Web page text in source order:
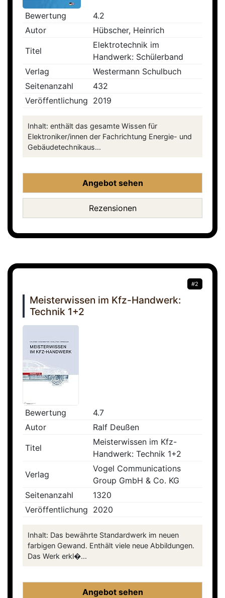
Bewertung
4.2
Autor
Hübscher, Heinrich
Titel
Elektrotechnik im
Handwerk: Schülerband
Verlag
Westermann Schulbuch
Seitenanzahl
432
Veröffentlichung 2019
Inhalt: enthält das gesamte Wissen für
Elektroniker/innen der Fachrichtung Energie- und
Gebäudetechnikaus...
Angebot sehen
Rezensionen
#2
Meisterwissen im Kfz-Handwerk:
Technik 1+2
Bewertung
4.7
Autor
Ralf Deußen
Titel
Meisterwissen im Kfz-
Handwerk: Technik 1+2
Verlag
Vogel Communications
Group GmbH & Co. KG
Seitenanzahl
1320
Veröffentlichung 2020
Inhalt: Das bewährte Standardwerk im neuen
farbigen Gewand. Enthält viele neue Abbildungen.
Das Werk erkl�...
Angebot sehen